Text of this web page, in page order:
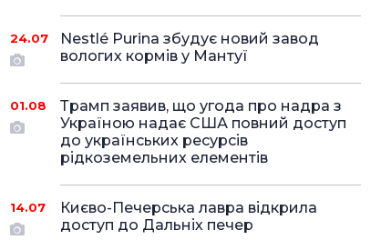
24.07
Nestlé Purina збудує новий завод
вологих кормів у Мантуї
01.08
Трамп заявив, що угода про надра з
Україною надає США повний доступ
до українських ресурсів
рідкоземельних елементів
14.07
Києво-Печерська лавра відкрила
доступ до Дальніх печер